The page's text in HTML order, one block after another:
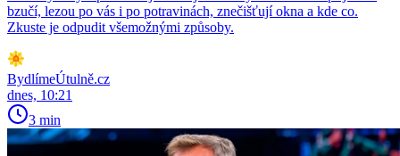
bzučí, lezou po vás i po potravinách, znečišťují okna a kde co.
Zkuste je odpudit všemožnými způsoby.
BydlímeÚtulně.cz
dnes, 10:21
3 min